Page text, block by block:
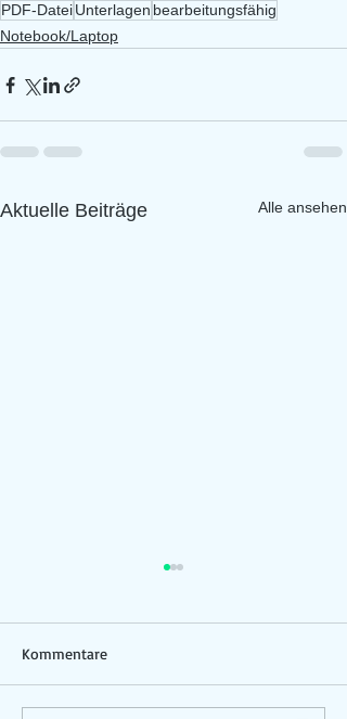
PDF-DateiUnterlagen bearbeitungsfähig
Notebook/Laptop
Aktuelle Beiträge Alle ansehen
Kommentare